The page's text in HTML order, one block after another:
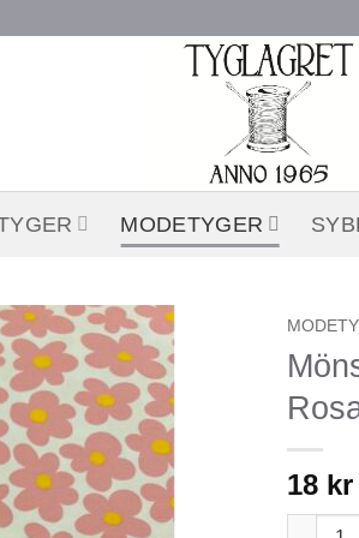
MODETYGER
Lägg till
önskelistan
18 kr